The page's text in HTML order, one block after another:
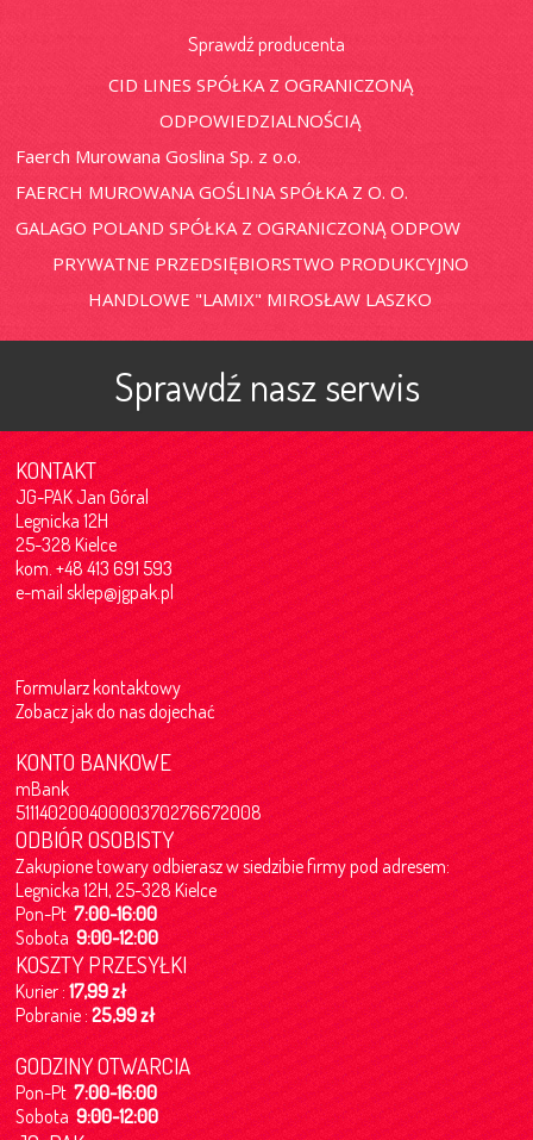
Sprawdź producenta
CID LINES SPÓŁKA Z OGRANICZONĄ
ODPOWIEDZIALNOŚCIĄ
Faerch Murowana Goslina Sp. z o.o.
FAERCH MUROWANA GOŚLINA SPÓŁKA Z O. O.
GALAGO POLAND SPÓŁKA Z OGRANICZONĄ ODPOW
PRYWATNE PRZEDSIĘBIORSTWO PRODUKCYJNO
HANDLOWE "LAMIX" MIROSŁAW LASZKO
Sprawdź nasz serwis
KONTAKT
JG-PAK Jan Góral
Legnicka 12H
25-328 Kielce
kom. +48 413 691 593
e-mailsklep@jgpak.pl
Formularz kontaktowy
Zobacz jak do nas dojechać
KONTO BANKOWE
mBank
51114020040000370276672008
ODBIÓR OSOBISTY
Zakupione towary odbierasz w siedzibie firmy pod adresem:
Legnicka 12H, 25-328 Kielce
Pon-Pt7:00-16:00
Sobota9:00-12:00
KOSZTY PRZESYŁKI
Kurier :17,99 zł
Pobranie :25,99 zł
GODZINY OTWARCIA
Pon-Pt7:00-16:00
Sobota9:00-12:00